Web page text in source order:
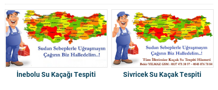
İnebolu Su Kaçağı Tespiti Sivricek Su Kaçak Tespiti